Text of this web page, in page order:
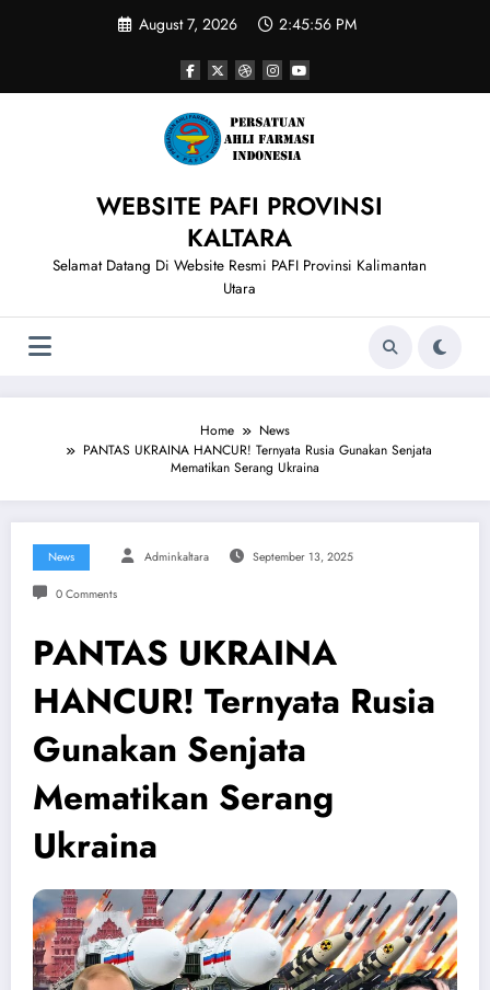
August 7, 2026 2:45:56 PM
WEBSITE PAFI PROVINSI
KALTARA
Selamat Datang Di Website Resmi PAFI Provinsi Kalimantan
Utara
Home
News
PANTAS UKRAINA HANCUR! Ternyata Rusia Gunakan Senjata
Mematikan Serang Ukraina
News Adminkaltara September 13, 2025
0 Comments
PANTAS UKRAINA
HANCUR! Ternyata Rusia
Gunakan Senjata
Mematikan Serang
Ukraina